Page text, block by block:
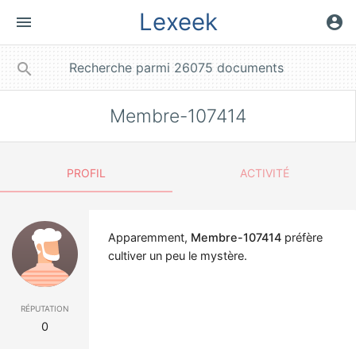
menu Lexeek account_circle
search
Membre-107414
PROFIL ACTIVITÉ
réputation
0
Apparemment, Membre-107414 préfère
cultiver un peu le mystère.